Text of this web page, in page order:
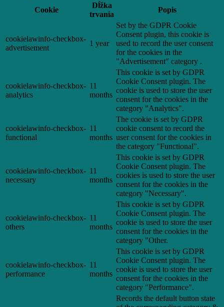
Cookie
Dĺžka
trvania
Popis
cookielawinfo-checkbox-
advertisement
1 year
Set by the GDPR Cookie
Consent plugin, this cookie is
used to record the user consent
for the cookies in the
"Advertisement" category .
cookielawinfo-checkbox-
analytics
11
months
This cookie is set by GDPR
Cookie Consent plugin. The
cookie is used to store the user
consent for the cookies in the
category "Analytics".
cookielawinfo-checkbox-
functional
11
months
The cookie is set by GDPR
cookie consent to record the
user consent for the cookies in
the category "Functional".
cookielawinfo-checkbox-
necessary
11
months
This cookie is set by GDPR
Cookie Consent plugin. The
cookies is used to store the user
consent for the cookies in the
category "Necessary".
cookielawinfo-checkbox-
others
11
months
This cookie is set by GDPR
Cookie Consent plugin. The
cookie is used to store the user
consent for the cookies in the
category "Other.
cookielawinfo-checkbox-
performance
11
months
This cookie is set by GDPR
Cookie Consent plugin. The
cookie is used to store the user
consent for the cookies in the
category "Performance".
Records the default button state